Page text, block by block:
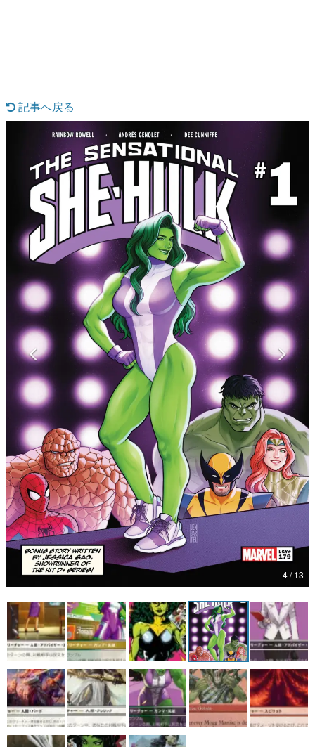
です。
ゲームが変えた日本語
「経験値」「裏技」「ラスボス」… ゲームにまつわる言葉
の起源や用法の変遷を、コンピューター文化史研究家・タ
イニーP氏が徹底調査。
カテゴリ
特集記事
マンガ
女性向け
アプリレビュー
その他
電ファミニコゲーマーとは？
運営：株式会社マレ
記事へ戻る
4 / 13